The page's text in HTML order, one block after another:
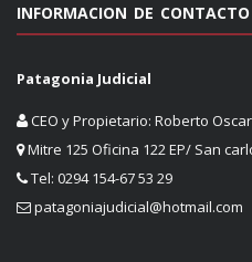
INFORMACION DE CONTACTO
Patagonia Judicial
CEO y Propietario: Roberto
Mitre 125 Oficina 122 EP/ San
Tel: 0294 154-67 53 29
patagoniajudicial@hotmail.com